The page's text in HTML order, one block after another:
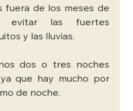
fuera de los meses de
evitar las fuertes
y las lluvias.
dos o tres noches
que hay mucho por
de noche.